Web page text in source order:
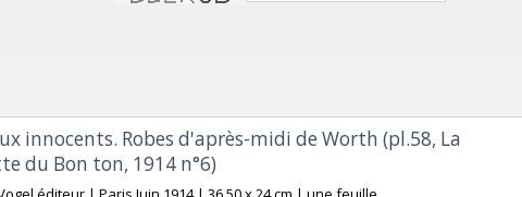
innocents. Robes d'après-midi de Worth (pl.58, La
du Bon ton, 1914 n°6)‎